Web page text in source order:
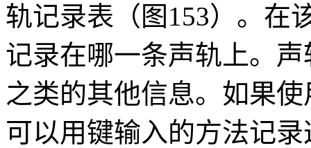
轨记录表（图153）。在
记录在哪一条声轨上。
之类的其他信息。如果
可以用键输入的方法记